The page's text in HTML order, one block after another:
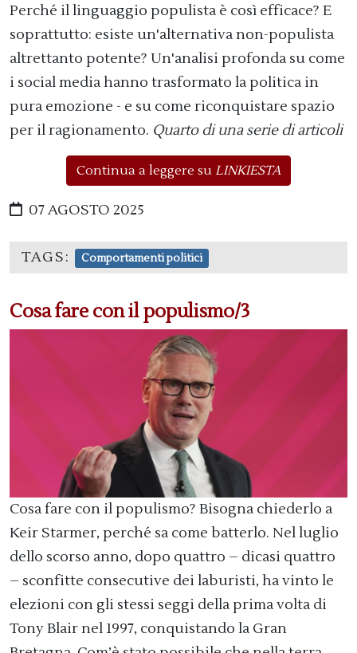
Perché il linguaggio populista è così efficace? E
soprattutto: esiste un'alternativa non-populista
altrettanto potente? Un'analisi profonda su come
i social media hanno trasformato la politica in
pura emozione - e su come riconquistare spazio
per il ragionamento. Quarto di una serie di articoli
Continua a leggere su LINKIESTA
07 AGOSTO 2025
TAGS: Comportamenti politici
Cosa fare con il populismo/3
Cosa fare con il populismo? Bisogna chiederlo a
Keir Starmer, perché sa come batterlo. Nel luglio
dello scorso anno, dopo quattro – dicasi quattro
– sconfitte consecutive dei laburisti, ha vinto le
elezioni con gli stessi seggi della prima volta di
Tony Blair nel 1997, conquistando la Gran